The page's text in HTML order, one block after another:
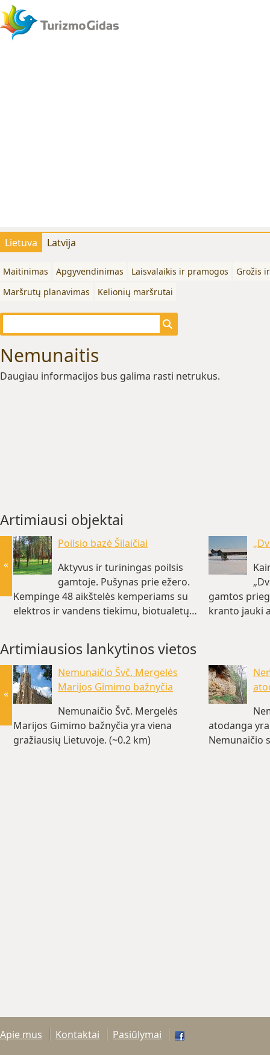
Lietuva Latvija
Maitinimas Apgyvendinimas Laisvalaikis ir pramogos
Grožis
Maršrutų planavimas
Kelionių maršrutai
Nemunaitis
Daugiau informacijos bus galima rasti netrukus.
Artimiausi objektai
Poilsio bazė Šilaičiai
Aktyvus ir turiningas poilsis
gamtoje. Pušynas prie ežero.
Kempinge 48 aikštelės kemperiams su
elektros ir vandens tiekimu, biotualetų…
gamtos
kranto jauki
«
Artimiausios lankytinos vietos
Nemunaičio Švč. Mergelės
Marijos Gimimo bažnyčia
Nemunaičio Švč. Mergelės
Marijos Gimimo bažnyčia yra viena
gražiausių Lietuvoje. (~0.2 km)
atodanga
Nemunaičio
«
Apie mus Kontaktai Pasiūlymai